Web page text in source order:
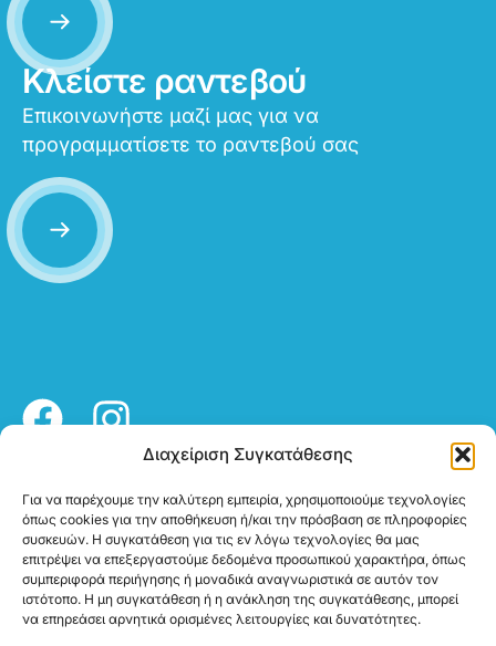
Διαχείριση Συγκατάθεσης
Για να παρέχουμε την καλύτερη εμπειρία, χρησιμοποιούμε τεχνολογίες
όπως cookies για την αποθήκευση ή/και την πρόσβαση σε πληροφορίες
συσκευών. Η συγκατάθεση για τις εν λόγω τεχνολογίες θα μας
επιτρέψει να επεξεργαστούμε δεδομένα προσωπικού χαρακτήρα, όπως
συμπεριφορά περιήγησης ή μοναδικά αναγνωριστικά σε αυτόν τον
ιστότοπο. Η μη συγκατάθεση ή η ανάκληση της συγκατάθεσης, μπορεί
να επηρεάσει αρνητικά ορισμένες λειτουργίες και δυνατότητες.
Κλείστε ραντεβού
Επικοινωνήστε μαζί μας για να
προγραμματίσετε το ραντεβού σας
Επικοινωνία
2310 287 676
2107775284
info@chrysikoshearing.gr
Καταστήματα
Βρείτε τα καταστήματά
μας